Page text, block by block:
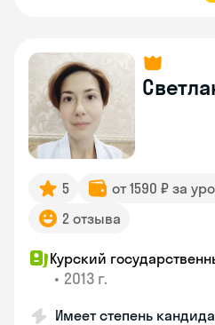
5 от 1590 ₽ за
2 отзыва
Курский
• 2013 г.
Имеет степень